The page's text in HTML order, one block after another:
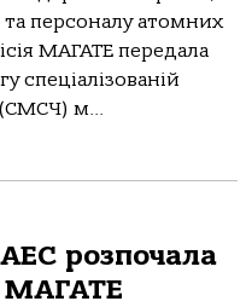
персоналу атомних
МАГАТЕ передала
спеціалізованій
(СМСЧ) м...
розпочала
МАГАТЕ